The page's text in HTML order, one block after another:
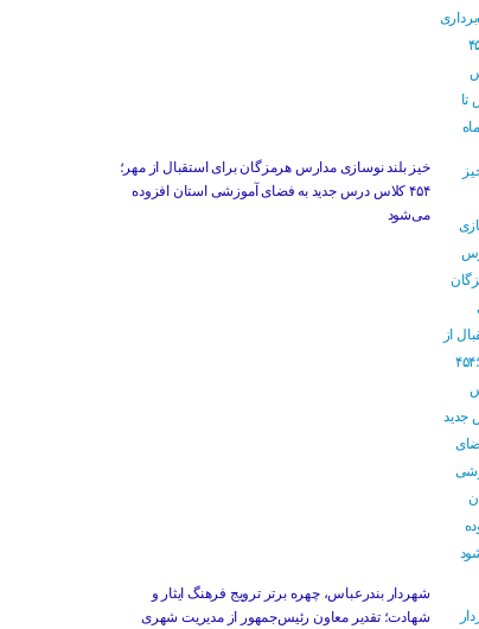
خیز بلند نوسازی مدارس هرمزگان برای استقبال از مهر؛
۴۵۴ کلاس درس جدید به فضای آموزشی استان افزوده
می‌شود
شهردار بندرعباس، چهره برتر ترویج فرهنگ ایثار و
شهادت؛ تقدیر معاون رئیس‌جمهور از مدیریت شهری